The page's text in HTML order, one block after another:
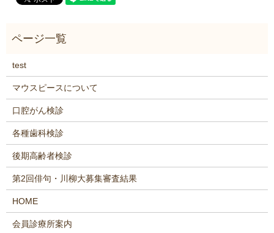
test
マウスピースについて
口腔がん検診
各種歯科検診
後期高齢者検診
第2回俳句・川柳大募集審査結果
HOME
会員診療所案内